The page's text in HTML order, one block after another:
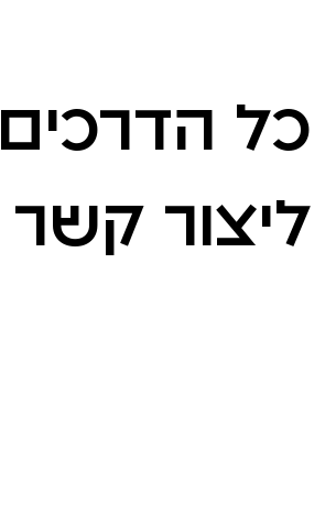
כל הדרכים
ליצור קשר